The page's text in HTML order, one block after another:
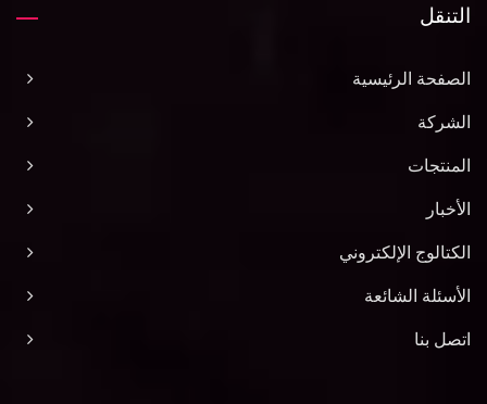
التنقل
الصفحة الرئيسية
الشركة
المنتجات
الأخبار
الكتالوج الإلكتروني
الأسئلة الشائعة
اتصل بنا